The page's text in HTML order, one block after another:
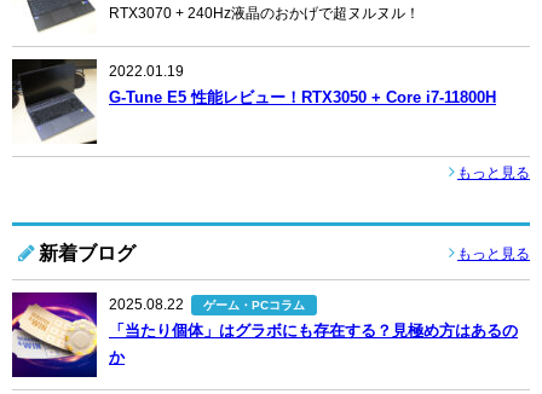
RTX3070 + 240Hz液晶のおかげで超ヌルヌル！
2022.01.19
G-Tune E5 性能レビュー！RTX3050 + Core i7-11800H
もっと見る
新着ブログ もっと見る
2025.08.22 ゲーム・PCコラム
「当たり個体」はグラボにも存在する？見極め方はあるの
か